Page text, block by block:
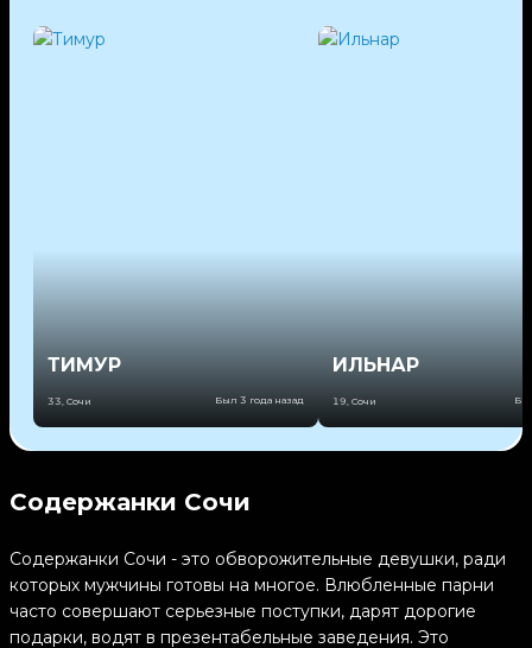
ТИМУР
33 Сочи Был 3 года назад
ИЛЬНАР
19 Сочи
Содержанки Сочи
Содержанки Сочи - это обворожительные девушки, ради
которых мужчины готовы на многое. Влюбленные парни
часто совершают серьезные поступки, дарят дорогие
подарки, водят в презентабельные заведения. Это